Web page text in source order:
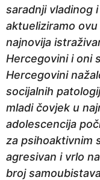
saradnji vladinog
aktueliziramo ovu
najnovija
Hercegovini i oni
Hercegovini
socijalnih
mladi čovjek u
adolescencija
za psihoaktivnim
agresivan i vrlo
broj